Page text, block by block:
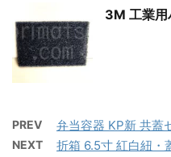
3M 工業用
PREV 弁当容器 KP新 共蓋
NEXT 折箱 6.5寸 紅白紐・